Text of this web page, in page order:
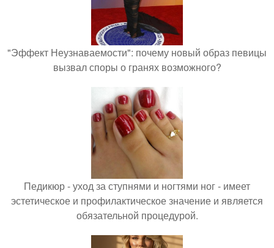
"Эффект Неузнаваемости": почему новый образ певицы
вызвал споры о гранях возможного?
Педикюр - уход за ступнями и ногтями ног - имеет
эстетическое и профилактическое значение и является
обязательной процедурой.